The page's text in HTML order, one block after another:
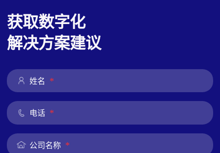
获取数字化
解决方案建议
姓名 *
电话 *
公司名称 *